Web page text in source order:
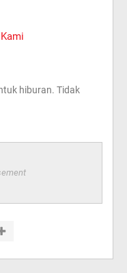
hiburan. Tidak